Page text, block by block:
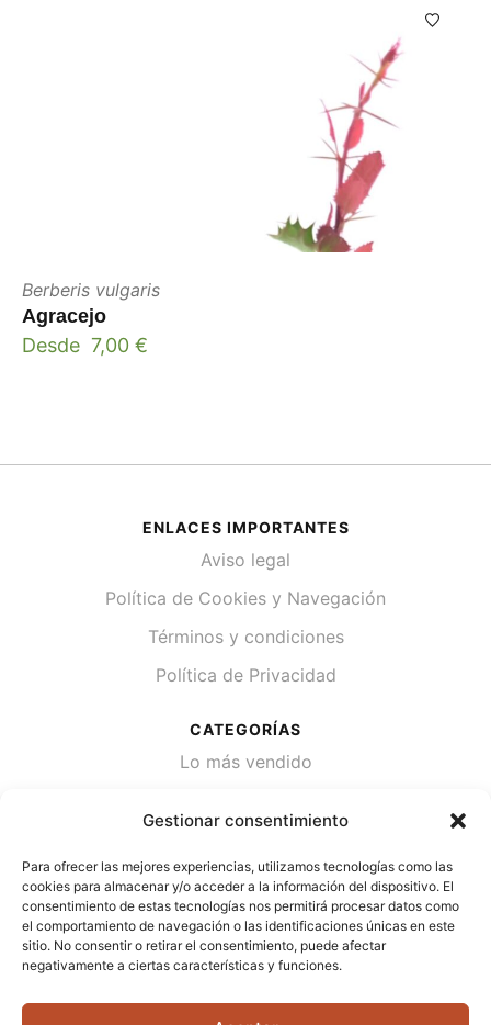
Gestionar consentimiento
Para ofrecer las mejores experiencias, utilizamos tecnologías como las
cookies para almacenar y/o acceder a la información del dispositivo. El
consentimiento de estas tecnologías nos permitirá procesar datos como
el comportamiento de navegación o las identificaciones únicas en este
sitio. No consentir o retirar el consentimiento, puede afectar
negativamente a ciertas características y funciones.
Berberis vulgaris
Agracejo
Desde 7,00 €
ENLACES IMPORTANTES
Aviso legal
Política de Cookies y Navegación
Términos y condiciones
Política de Privacidad
CATEGORÍAS
Lo más vendido
Desinfección de agua
CONTACTA
Cami Primera Marrada, SN, 25600, Balaguer